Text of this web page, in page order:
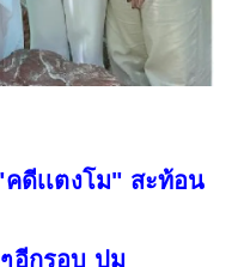
ดีเเตงโม" สะท้อน
อีกรอบ ปม